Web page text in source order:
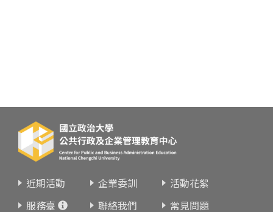
近期活動 企業委訓
活動花絮
服務臺
聯絡我們
常見問題